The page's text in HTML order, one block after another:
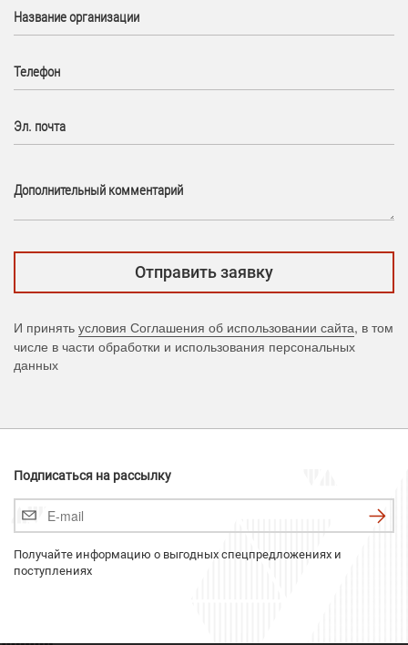
Название организации
Телефон
Эл. почта
Дополнительный комментарий
И принять условия Соглашения об использовании сайта, в том
числе в части обработки и использования персональных
данных
Подписаться на рассылку
Получайте информацию о выгодных спецпредложениях и
поступлениях